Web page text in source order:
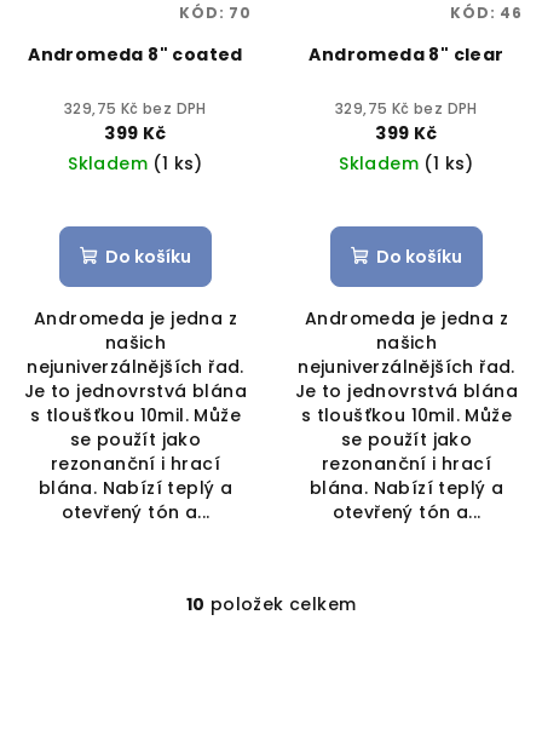
Andromeda 8" coated
329,75 Kč bez DPH
399 Kč
Skladem (1 ks)
Do košíku
Andromeda je jedna z
našich
nejuniverzálnějších řad.
Je to jednovrstvá blána
s tloušťkou 10mil. Může
se použít jako
rezonanční i hrací
blána. Nabízí teplý a
otevřený tón a...
KÓD: 70
Andromeda 8" clear
329,75 Kč bez DPH
399 Kč
Skladem (1 ks)
Do košíku
Andromeda je jedna z
našich
nejuniverzálnějších řad.
Je to jednovrstvá blána
s tloušťkou 10mil. Může
se použít jako
rezonanční i hrací
blána. Nabízí teplý a
otevřený tón a...
KÓD: 46
O
10 položek celkem